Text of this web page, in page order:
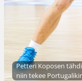
Petteri Koposen
niin tekee